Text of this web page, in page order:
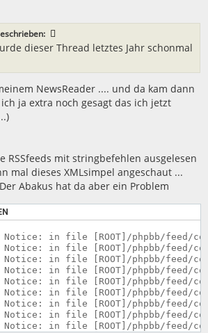
dieser Thread letztes Jahr schonmal
NewsReader .... und da kam dann
ja extra noch gesagt das ich jetzt
RSSfeeds mit stringbefehlen ausgelesen
mal dieses XMLsimpel angeschaut ...
Abakus hat da aber ein Problem
Notice: in file [ROOT]/phpbb/
Notice: in file [ROOT]/phpbb/
Notice: in file [ROOT]/phpbb/
Notice: in file [ROOT]/phpbb/
Notice: in file [ROOT]/phpbb/
Notice: in file [ROOT]/phpbb/
Notice: in file [ROOT]/phpbb/
Notice: in file [ROOT]/phpbb/